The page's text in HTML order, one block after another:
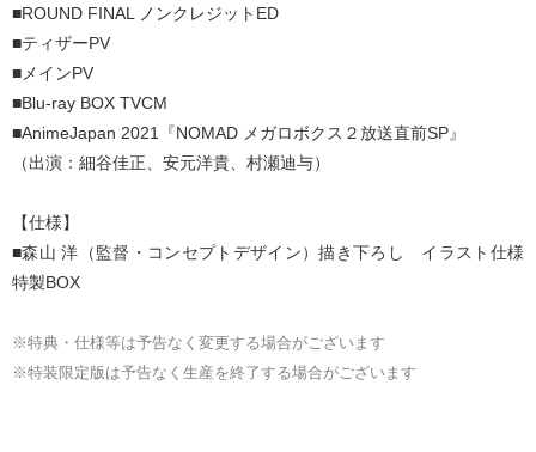
■ROUND FINAL ノンクレジットED
■ティザーPV
■メインPV
■Blu-ray BOX TVCM
■AnimeJapan 2021『NOMAD メガロボクス２放送直前SP』
（出演：細谷佳正、安元洋貴、村瀬迪与）
【仕様】
■森山 洋（監督・コンセプトデザイン）描き下ろし イラスト仕様
特製BOX
※特典・仕様等は予告なく変更する場合がございます
※特装限定版は予告なく生産を終了する場合がございます